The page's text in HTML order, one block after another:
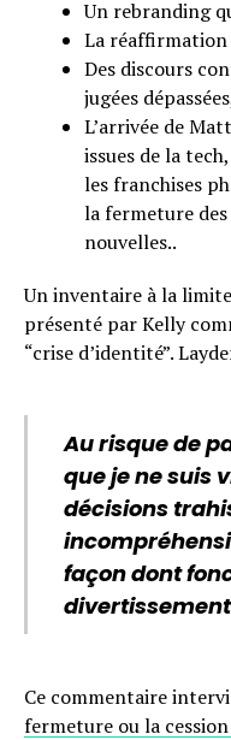
Un rebranding
La
Des discours
jugées
L’arrivée de
issues de la
les franchises
la fermeture
nouvelles..
Un inventaire à la
présenté par Kelly
“crise d’identité”.
Au risque de
que je ne suis
décisions
façon dont
Ce commentaire
fermeture ou la